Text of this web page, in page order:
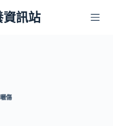
訊站
曬傷